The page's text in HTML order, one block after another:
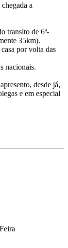
a
transito de 6ª-
35km).
por volta das
nacionais.
desde já,
e em especial